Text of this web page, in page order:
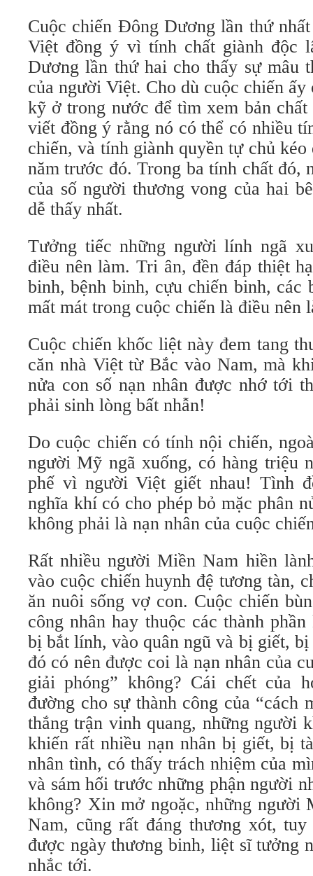
Cuộc chiến Đông Dương lần thứ
Việt đồng ý vì tính chất giành độc
Dương lần thứ hai cho thấy sự mâu
của người Việt. Cho dù cuộc chiến
kỹ ở trong nước để tìm xem bản
viết đồng ý rằng nó có thể có nhiều
chiến, và tính giành quyền tự chủ
năm trước đó. Trong ba tính chất đó,
của số người thương vong của hai
dễ thấy nhất.
Tưởng tiếc những người lính ngã
điều nên làm. Tri ân, đền đáp thiệt
binh, bệnh binh, cựu chiến binh, các
mất mát trong cuộc chiến là điều nên
Cuộc chiến khốc liệt này đem tang
căn nhà Việt từ Bắc vào Nam, mà
nửa con số nạn nhân được nhớ tới
phải sinh lòng bất nhẫn!
Do cuộc chiến có tính nội chiến,
người Mỹ ngã xuống, có hàng triệu
phế vì người Việt giết nhau! Tình
nghĩa khí có cho phép bỏ mặc phân
không phải là nạn nhân của cuộc
Rất nhiều người Miền Nam hiền
vào cuộc chiến huynh đệ tương tàn,
ăn nuôi sống vợ con. Cuộc chiến
công nhân hay thuộc các thành
bị bắt lính, vào quân ngũ và bị giết,
đó có nên được coi là nạn nhân của
giải phóng” không? Cái chết của
đường cho sự thành công của “cách
thắng trận vinh quang, những người
khiến rất nhiều nạn nhân bị giết, bị
nhân tình, có thấy trách nhiệm của
và sám hối trước những phận người
không? Xin mở ngoặc, những người
Nam, cũng rất đáng thương xót,
được ngày thương binh, liệt sĩ tưởng
nhắc tới.